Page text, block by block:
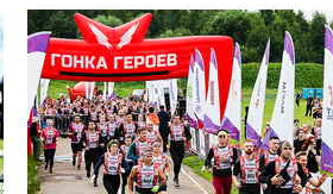
вчера, 17:55
ранения при атаке
Белгородскую
вчера, 17:48
авиакомпании
проверить
наличие трещин